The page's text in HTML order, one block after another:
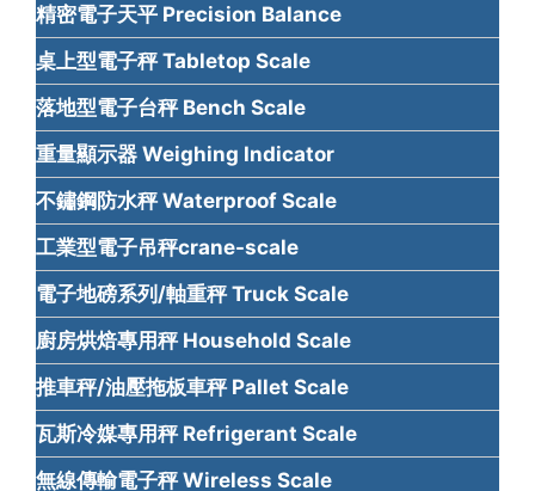
精密電子天平 Precision Balance
桌上型電子秤 Tabletop Scale
落地型電子台秤 Bench Scale
重量顯示器 Weighing Indicator
不鏽鋼防水秤 Waterproof Scale
工業型電子吊秤crane-scale
電子地磅系列/軸重秤 Truck Scale
廚房烘焙專用秤 Household Scale
推車秤/油壓拖板車秤 Pallet Scale
瓦斯冷媒專用秤 Refrigerant Scale
無線傳輸電子秤 Wireless Scale